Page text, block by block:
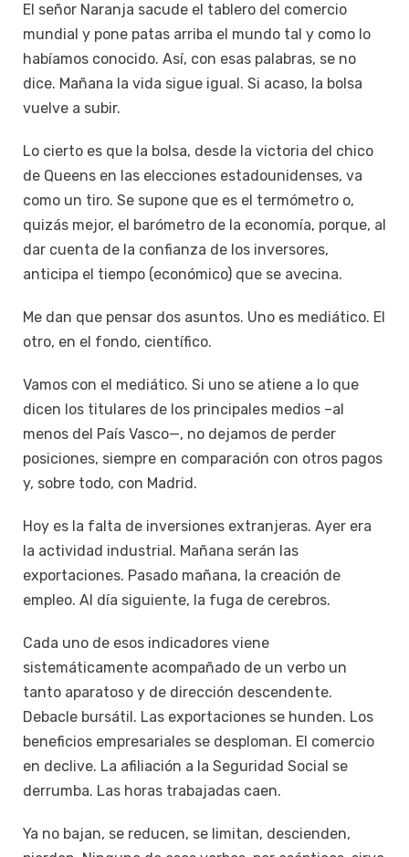
El señor Naranja sacude el tablero del comercio
mundial y pone patas arriba el mundo tal y como lo
habíamos conocido. Así, con esas palabras, se no
dice. Mañana la vida sigue igual. Si acaso, la bolsa
vuelve a subir.
Lo cierto es que la bolsa, desde la victoria del chico
de Queens en las elecciones estadounidenses, va
como un tiro. Se supone que es el termómetro o,
quizás mejor, el barómetro de la economía, porque, al
dar cuenta de la confianza de los inversores,
anticipa el tiempo (económico) que se avecina.
Me dan que pensar dos asuntos. Uno es mediático. El
otro, en el fondo, científico.
Vamos con el mediático. Si uno se atiene a lo que
dicen los titulares de los principales medios –al
menos del País Vasco—, no dejamos de perder
posiciones, siempre en comparación con otros pagos
y, sobre todo, con Madrid.
Hoy es la falta de inversiones extranjeras. Ayer era
la actividad industrial. Mañana serán las
exportaciones. Pasado mañana, la creación de
empleo. Al día siguiente, la fuga de cerebros.
Cada uno de esos indicadores viene
sistemáticamente acompañado de un verbo un
tanto aparatoso y de dirección descendente.
Debacle bursátil. Las exportaciones se hunden. Los
beneficios empresariales se desploman. El comercio
en declive. La afiliación a la Seguridad Social se
derrumba. Las horas trabajadas caen.
Ya no bajan, se reducen, se limitan, descienden,